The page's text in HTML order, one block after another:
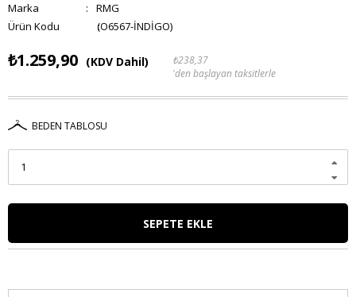
Marka :
RMG
(O6567-İNDİGO)
₺1.259,90 (KDV Dahil)
₺238,37
'den başlayan taksitlerle
BEDEN TABLOSU